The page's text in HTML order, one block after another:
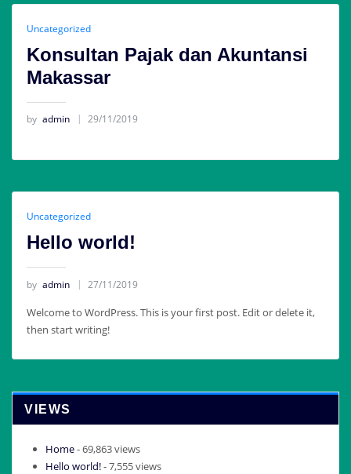
Uncategorized
Konsultan Pajak dan Akuntansi
Makassar
by admin 29/11/2019
Uncategorized
Hello world!
by admin 27/11/2019
Welcome to WordPress. This is your first post. Edit or delete it,
then start writing!
VIEWS
Home- 69,863 views
Hello world!- 7,555 views